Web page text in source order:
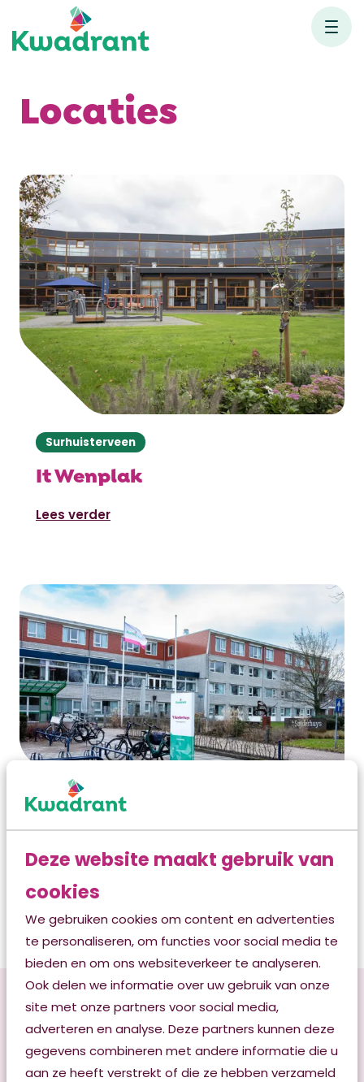
Deze website maakt gebruik van
cookies
We gebruiken cookies om content en advertenties
te personaliseren, om functies voor social media te
bieden en om ons websiteverkeer te analyseren.
Ook delen we informatie over uw gebruik van onze
site met onze partners voor social media,
adverteren en analyse. Deze partners kunnen deze
gegevens combineren met andere informatie die u
aan ze heeft verstrekt of die ze hebben verzameld
Locaties
Surhuisterveen
It Wenplak
Lees verder
Surhuisterveen
't Suyderhuys
Lees verder